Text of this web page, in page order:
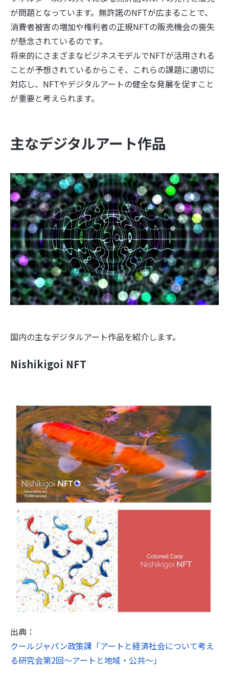
が問題となっています。無許諾のNFTが広まることで、
消費者被害の増加や権利者の正規NFTの販売機会の喪失
が懸念されているのです。
将来的にさまざまなビジネスモデルでNFTが活用される
ことが予想されているからこそ、これらの課題に適切に
対応し、NFTやデジタルアートの健全な発展を促すこと
が重要と考えられます。
主なデジタルアート作品
国内の主なデジタルアート作品を紹介します。
Nishikigoi NFT
出典：
クールジャパン政策課「アートと経済社会について考え
る研究会第2回〜アートと地域・公共〜」